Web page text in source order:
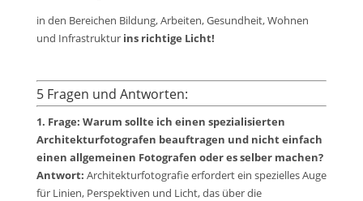
in den Bereichen Bildung, Arbeiten, Gesundheit, Wohnen
und Infrastruktur ins richtige Licht!
5 Fragen und Antworten:
1. Frage: Warum sollte ich einen spezialisierten
Architekturfotografen beauftragen und nicht einfach
einen allgemeinen Fotografen oder es selber machen?
Antwort: Architekturfotografie erfordert ein spezielles Auge
für Linien, Perspektiven und Licht, das über die